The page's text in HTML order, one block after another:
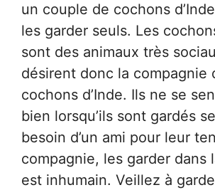
un couple de cochons
les garder seuls. Les
sont des animaux très
désirent donc la compagnie
cochons d’Inde. Ils ne se
bien lorsqu’ils sont gardés
besoin d’un ami pour leur
compagnie, les garder dans
est inhumain. Veillez à